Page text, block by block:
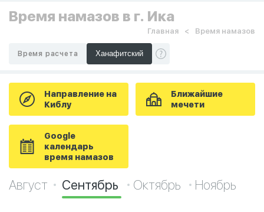
Время намазов в г. Ика
Главная Время намазов
Время расчета
Направление на
Киблу
Ближайшие
мечети
Google
календарь
время намазов
Август Сентябрь Октябрь Ноябрь